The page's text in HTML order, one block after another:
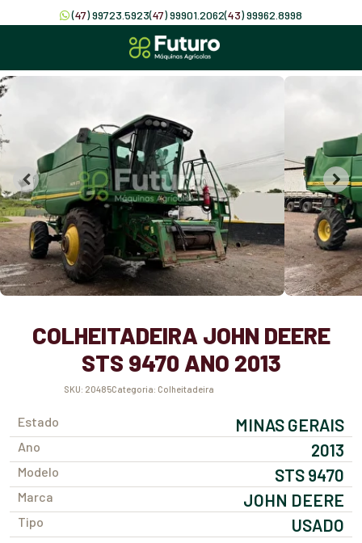
(47) 99723.5923(47) 99901.2062(43) 99962.8998
COLHEITADEIRA JOHN DEERE
STS 9470 ANO 2013
SKU: 20485 Categoria: Colheitadeira
Estado MINAS GERAIS
Ano 2013
Modelo STS 9470
Marca JOHN DEERE
Tipo USADO